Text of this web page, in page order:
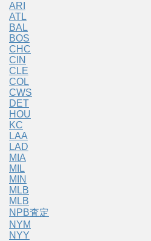
ARI
ATL
BAL
BOS
CHC
CIN
CLE
COL
CWS
DET
HOU
KC
LAA
LAD
MIA
MIL
MIN
MLB
MLB
NPB査定
NYM
NYY